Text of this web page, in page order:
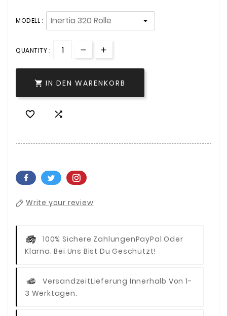
MODELL :
QUANTITY :
 IN DEN WARENKORB
 
Write your review
100% Sichere ZahlungenPayPal Oder
Klarna. Bei Uns Bist Du Geschützt!
VersandzeitLieferung Innerhalb Von 1-
3 Werktagen.